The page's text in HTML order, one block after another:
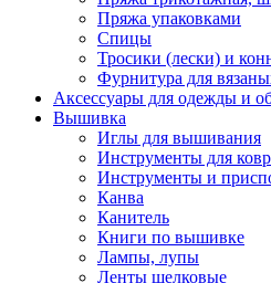
Пряжа упаковками
Спицы
Тросики (лески) и
Фурнитура для
Аксессуары для одежды и
Вышивка
Иглы для вышивания
Инструменты для
Инструменты и
Канва
Канитель
Книги по вышивке
Лампы, лупы
Ленты шелковые